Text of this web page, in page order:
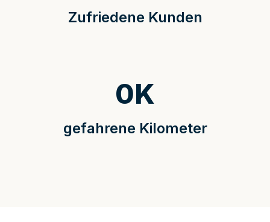
Zufriedene Kunden
gefahrene Kilometer
0K